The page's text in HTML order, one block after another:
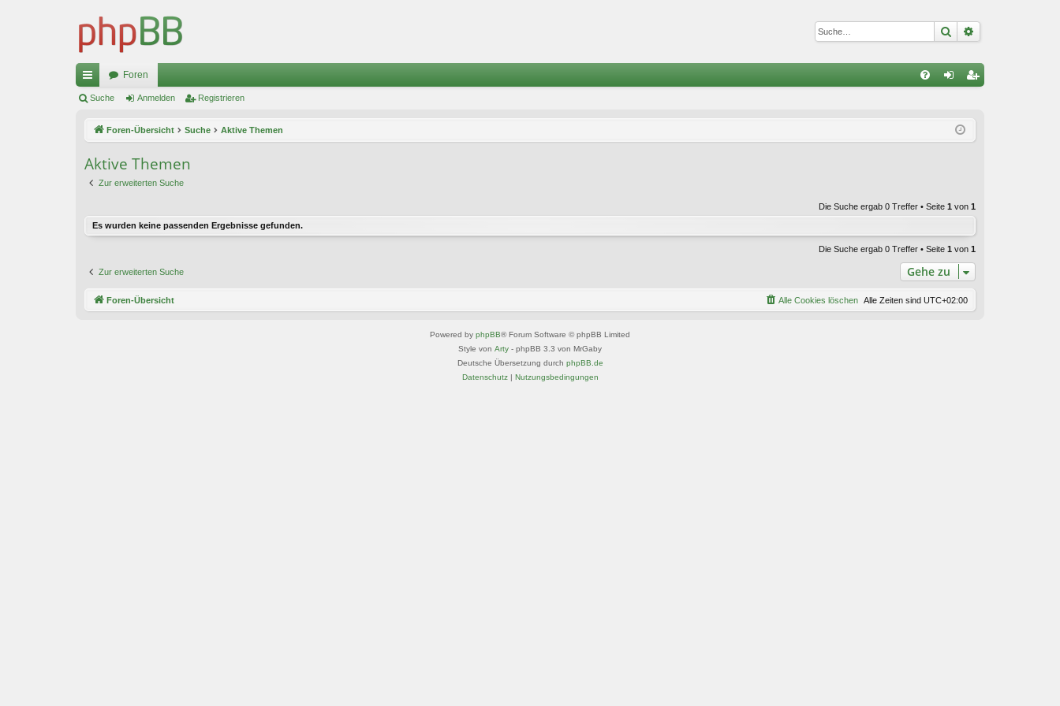
Suche
ch
ug
Foren
ist
Suche Anmelden Registrieren
Foren-Übersicht Suche Aktive Themen
Aktive Themen
Zur erweiterten Suche
Die Suche ergab 0 Treffer • Seite 1 von 1
Es wurden keine passenden Ergebnisse gefunden.
Die Suche ergab 0 Treffer • Seite 1 von 1
Zur erweiterten Suche Gehe zu
Foren-Übersicht Alle Zeiten sind UTC+02:00
Alle Cookies löschen
Powered by phpBB® Forum Software © phpBB Limited
Style von Arty - phpBB 3.3 von MrGaby
Deutsche Übersetzung durch phpBB.de
Datenschutz| Nutzungsbedingungen